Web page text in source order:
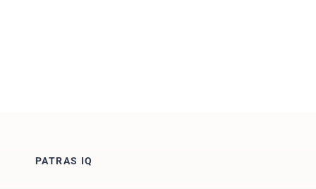
PATRAS IQ